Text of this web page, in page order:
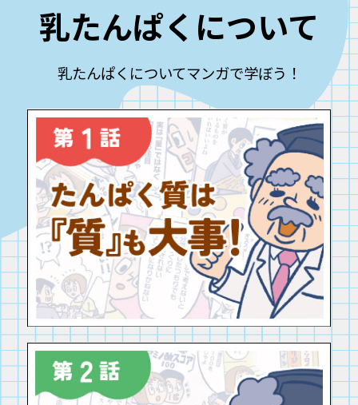
乳たんぱくについて
乳たんぱくについてマンガで学ぼう！